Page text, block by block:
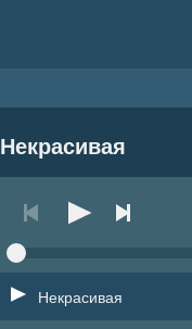
Некрасивая
Некрасивая